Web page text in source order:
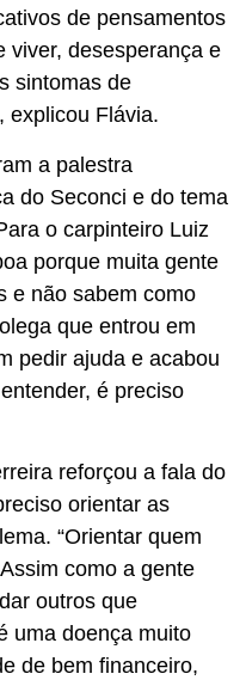
de pensamentos
viver, desesperança e
sintomas de
explicou Flávia.
a palestra
do Seconci e do tema
o carpinteiro Luiz
porque muita gente
e não sabem como
que entrou em
pedir ajuda e acabou
é preciso
reforçou a fala do
orientar as
“Orientar quem
como a gente
outros que
uma doença muito
de bem financeiro,